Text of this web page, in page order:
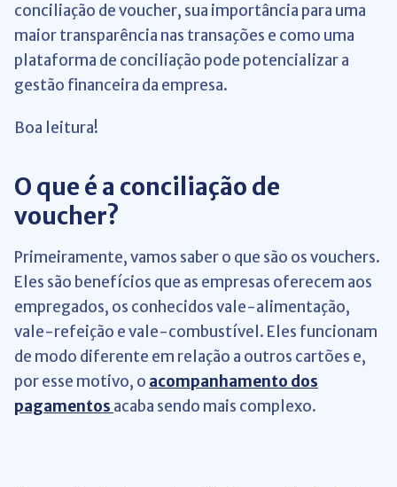
conciliação de voucher, sua importância para uma
maior transparência nas transações e como uma
plataforma de conciliação pode potencializar a
gestão financeira da empresa.
Boa leitura!
O que é a conciliação de
voucher?
Primeiramente, vamos saber o que são os vouchers.
Eles são benefícios que as empresas oferecem aos
empregados, os conhecidos vale-alimentação,
vale-refeição e vale-combustível. Eles funcionam
de modo diferente em relação a outros cartões e,
por esse motivo, o acompanhamento dos
pagamentos acaba sendo mais complexo.